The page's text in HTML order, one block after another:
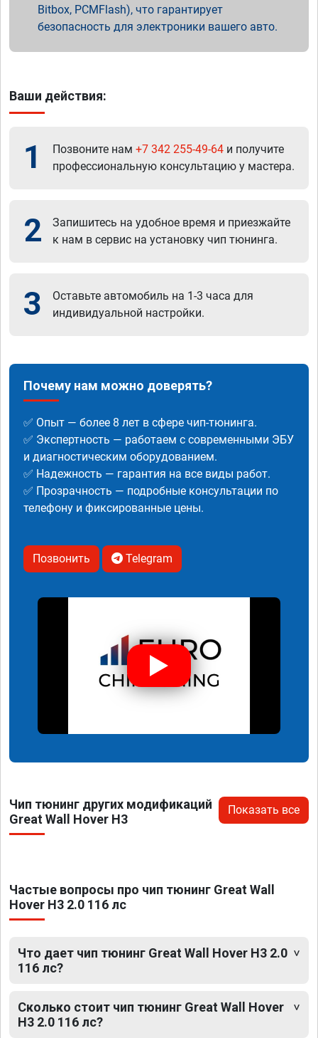
Bitbox, PCMFlash), что гарантирует
безопасность для электроники вашего авто.
Ваши действия:
1 Позвоните нам +7 342 255-49-64 и получите
профессиональную консультацию у мастера.
2
Запишитесь на удобное время и приезжайте
к нам в сервис на установку чип тюнинга.
3
Оставьте автомобиль на 1-3 часа для
индивидуальной настройки.
Почему нам можно доверять?
✅ Опыт — более 8 лет в сфере чип-тюнинга.
✅ Экспертность — работаем с современными ЭБУ
и диагностическим оборудованием.
✅ Надежность — гарантия на все виды работ.
✅ Прозрачность — подробные консультации по
телефону и фиксированные цены.
Позвонить Telegram
Чип тюнинг других модификаций
Great Wall Hover H3
Показать все
Частые вопросы про чип тюнинг Great Wall
Hover H3 2.0 116 лс
Что дает чип тюнинг Great Wall Hover H3 2.0
116 лс?
Сколько стоит чип тюнинг Great Wall Hover
H3 2.0 116 лс?